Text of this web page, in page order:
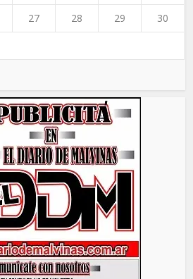
27 28 29 30